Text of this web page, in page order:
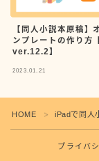
【同人小説本原稿】
ンプレートの作り方
ver.12.2】
2023.01.21
HOME ＞ iPadで同人
プライバ